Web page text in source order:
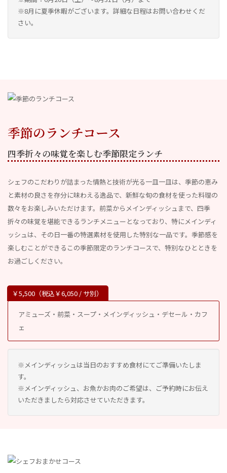
※8月に夏季休暇がございます。詳細な日程はお問い合わせくだ
さい。
季節のランチコース
四季折々の味覚を楽しむ季節限定ランチ
シェフのこだわりが詰まった情熱と技術が光る一皿一皿は、季節の恵み
と素材の良さを存分に味わえる逸品で、新鮮な旬の食材を使った料理の
数々をお楽しみいただけます。前菜からメインディッシュまで、四季
折々の味覚を堪能できるランチメニューとなっており、特にメインディ
ッシュは、その日一番の特選素材を使用した特別な一品です。季節感を
楽しむことができるこの季節限定のランチコースで、特別なひとときを
お過ごしください。
￥5,500（税込￥6,050 / サ別）
アミューズ・前菜・スープ・メインディッシュ・デセール・カフ
ェ
※メインディッシュは当日のおすすめ食材にてご準備いたしま
す。
※メインディッシュ、お魚かお肉のご希望は、ご予約時にお伝え
いただきましたら対応させていただきます。